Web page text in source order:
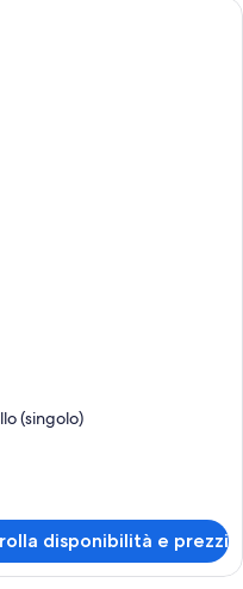
(singolo)
disponibilità e prezzi